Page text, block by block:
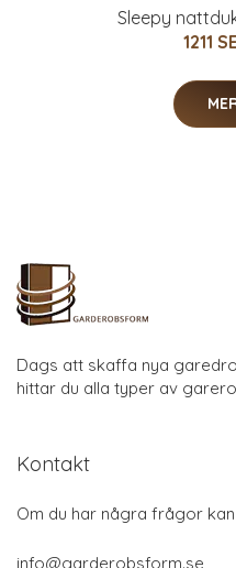
Sleepy
1211
Dags att skaffa nya
hittar du alla typer av
Kontakt
Om du har några frågor
info@garderobsform.se